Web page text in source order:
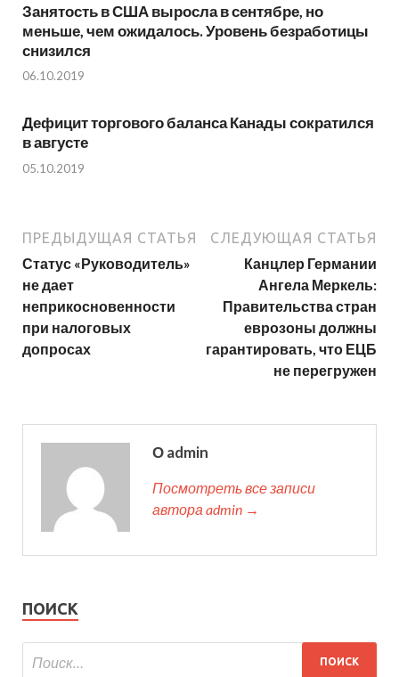
Занятость в США выросла в сентябре, но
меньше, чем ожидалось. Уровень безработицы
снизился
06.10.2019
Дефицит торгового баланса Канады сократился
в августе
05.10.2019
ПРЕДЫДУЩАЯ СТАТЬЯ
Статус «Руководитель»
не дает
неприкосновенности
при налоговых
допросах
СЛЕДУЮЩАЯ СТАТЬЯ
Канцлер Германии
Ангела Меркель:
Правительства стран
еврозоны должны
гарантировать, что ЕЦБ
не перегружен
О admin
Посмотреть все записи
автора admin →
ПОИСК